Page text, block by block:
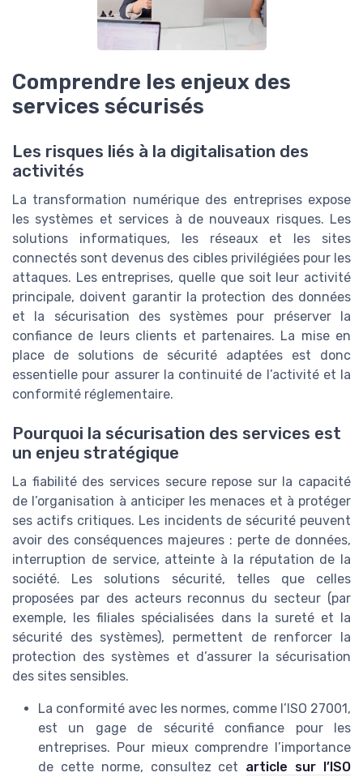
Comprendre les enjeux des
services sécurisés
Les risques liés à la digitalisation des
activités
La transformation numérique des entreprises expose
les systèmes et services à de nouveaux risques. Les
solutions informatiques, les réseaux et les sites
connectés sont devenus des cibles privilégiées pour les
attaques. Les entreprises, quelle que soit leur activité
principale, doivent garantir la protection des données
et la sécurisation des systèmes pour préserver la
confiance de leurs clients et partenaires. La mise en
place de solutions de sécurité adaptées est donc
essentielle pour assurer la continuité de l’activité et la
conformité réglementaire.
Pourquoi la sécurisation des services est
un enjeu stratégique
La fiabilité des services secure repose sur la capacité
de l’organisation à anticiper les menaces et à protéger
ses actifs critiques. Les incidents de sécurité peuvent
avoir des conséquences majeures : perte de données,
interruption de service, atteinte à la réputation de la
société. Les solutions sécurité, telles que celles
proposées par des acteurs reconnus du secteur (par
exemple, les filiales spécialisées dans la sureté et la
sécurité des systèmes), permettent de renforcer la
protection des systèmes et d’assurer la sécurisation
des sites sensibles.
La conformité avec les normes, comme l’ISO 27001,
est un gage de sécurité confiance pour les
entreprises. Pour mieux comprendre l’importance
de cette norme, consultez cet article sur l’ISO